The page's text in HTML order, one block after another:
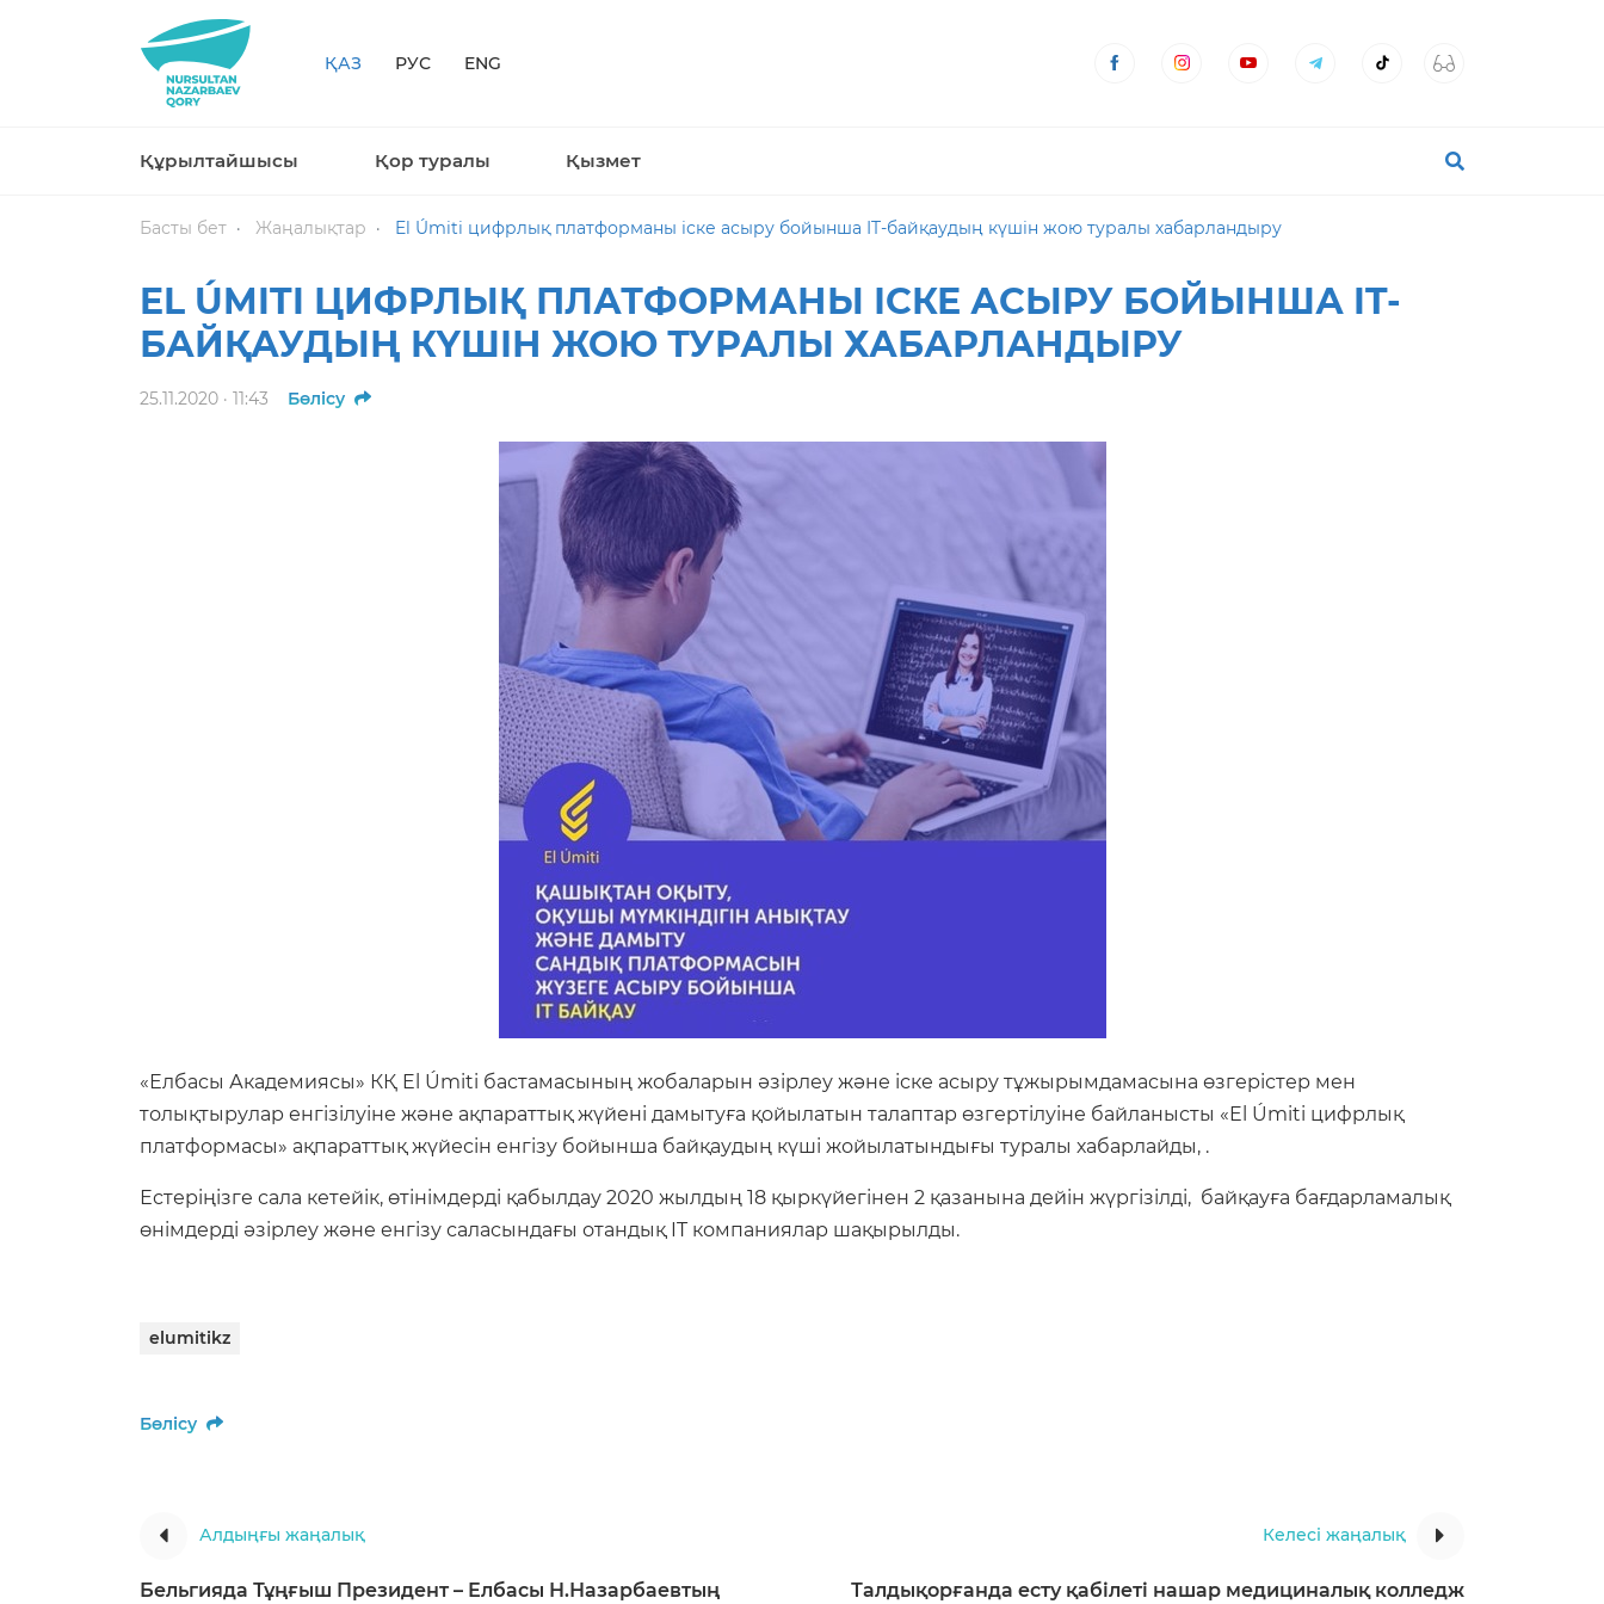
ҚАЗ РУС ENG
Құрылтайшысы Қор туралы Қызмет
Басты бет Жаңалықтар El Úmiti цифрлық платформаны іске асыру бойынша IT-байқаудың күшін жою туралы хабарландыру
EL ÚMITI ЦИФРЛЫҚ ПЛАТФОРМАНЫ ІСКЕ АСЫРУ БОЙЫНША IT-
БАЙҚАУДЫҢ КҮШІН ЖОЮ ТУРАЛЫ ХАБАРЛАНДЫРУ
25.11.2020 · 11:43 Бөлісу
«Елбасы Академиясы» КҚ El Úmiti бастамасының жобаларын әзірлеу және іске асыру тұжырымдамасына өзгерістер мен
толықтырулар енгізілуіне және ақпараттық жүйені дамытуға қойылатын талаптар өзгертілуіне байланысты «El Úmiti цифрлық
платформасы» ақпараттық жүйесін енгізу бойынша байқаудың күші жойылатындығы туралы хабарлайды, .
Естеріңізге сала кетейік, өтінімдерді қабылдау 2020 жылдың 18 қыркүйегінен 2 қазанына дейін жүргізілді, байқауға бағдарламалық
өнімдерді әзірлеу және енгізу саласындағы отандық IT компаниялар шақырылды.
elumitikz
Бөлісу
Алдыңғы жаңалық
Бельгияда Тұңғыш Президент – Елбасы Н.Назарбаевтың
Келесі жаңалық
Талдықорғанда есту қабілеті нашар медициналық колледж